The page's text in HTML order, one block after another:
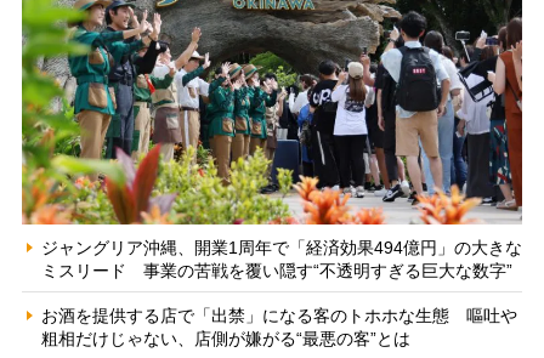
ジャングリア沖縄、開業1周年で「経済効果494億円」の大きな
ミスリード 事業の苦戦を覆い隠す“不透明すぎる巨大な数字”
お酒を提供する店で「出禁」になる客のトホホな生態 嘔吐や
粗相だけじゃない、店側が嫌がる“最悪の客”とは